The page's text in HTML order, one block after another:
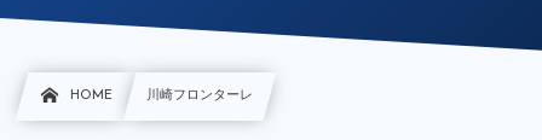
HOME 川崎フロンターレ